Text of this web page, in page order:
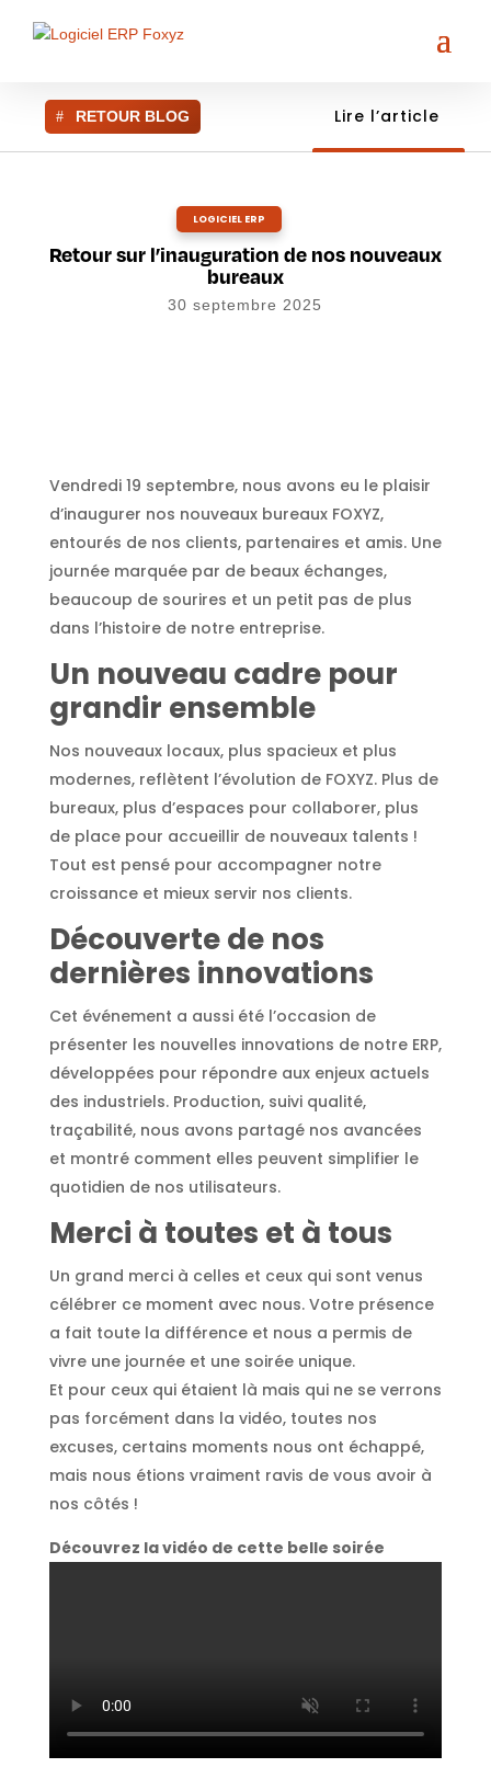
RETOUR BLOG Lire l’article
LOGICIEL ERP
Retour sur l’inauguration de nos nouveaux
bureaux
30 septembre 2025
Vendredi 19 septembre, nous avons eu le plaisir
d’inaugurer nos nouveaux bureaux FOXYZ,
entourés de nos clients, partenaires et amis. Une
journée marquée par de beaux échanges,
beaucoup de sourires et un petit pas de plus
dans l’histoire de notre entreprise.
Un nouveau cadre pour
grandir ensemble
Nos nouveaux locaux, plus spacieux et plus
modernes, reflètent l’évolution de FOXYZ. Plus de
bureaux, plus d’espaces pour collaborer, plus
de place pour accueillir de nouveaux talents !
Tout est pensé pour accompagner notre
croissance et mieux servir nos clients.
Découverte de nos
dernières innovations
Cet événement a aussi été l’occasion de
présenter les nouvelles innovations de notre ERP,
développées pour répondre aux enjeux actuels
des industriels. Production, suivi qualité,
traçabilité, nous avons partagé nos avancées
et montré comment elles peuvent simplifier le
quotidien de nos utilisateurs.
Merci à toutes et à tous
Un grand merci à celles et ceux qui sont venus
célébrer ce moment avec nous. Votre présence
a fait toute la différence et nous a permis de
vivre une journée et une soirée unique.
Et pour ceux qui étaient là mais qui ne se verrons
pas forcément dans la vidéo, toutes nos
excuses, certains moments nous ont échappé,
mais nous étions vraiment ravis de vous avoir à
nos côtés !
Découvrez la vidéo de cette belle soirée